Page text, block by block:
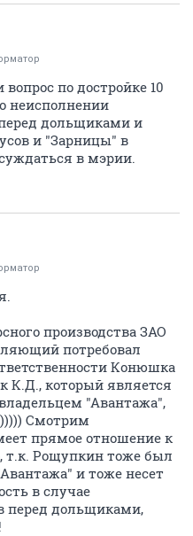
по достройке 10
неисполнении
дольщиками и
и "Зарницы" в
в мэрии.
производства ЗАО
потребовал
Конюшка
К.Д., который является
"Авантажа",
Смотрим
прямое отношение к
т.к. Рощупкин тоже был
и тоже несет
в случае
перед дольщиками,